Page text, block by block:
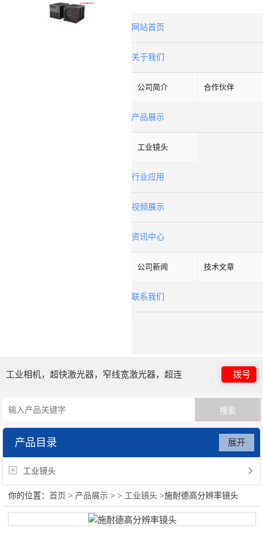
网站首页
关于我们
公司简介 合作伙伴
产品展示
工业镜头
行业应用
视频展示
资讯中心
公司新闻 技术文章
联系我们
工业相机，超快激光器，窄线宽激光器，超连
续谱光源，光子晶体光纤
拨号
产品目录
工业镜头
展开
你的位置：首页 > 产品展示 > > 工业镜头 >施耐德高分辨率镜头